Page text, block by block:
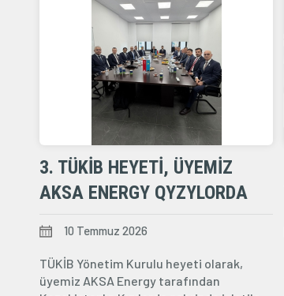
3. TÜKİB HEYETI, ÜYEMIZ
AKSA ENERGY QYZYLORDA
10 Temmuz 2026
TÜKİB Yönetim Kurulu heyeti olarak,
üyemiz AKSA Energy tarafından